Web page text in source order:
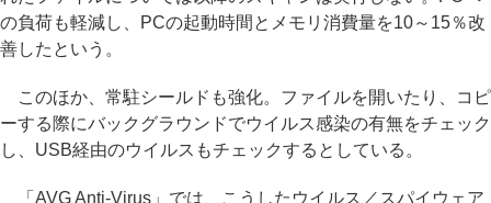
の負荷も軽減し、PCの起動時間とメモリ消費量を10～15％改
善したという。
このほか、常駐シールドも強化。ファイルを開いたり、コピ
ーする際にバックグラウンドでウイルス感染の有無をチェック
し、USB経由のウイルスもチェックするとしている。
「AVG Anti-Virus」では、こうしたウイルス／スパイウェア